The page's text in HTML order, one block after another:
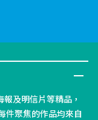
及明信片等精品，
件聚焦的作品均來自